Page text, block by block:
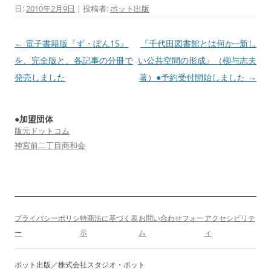
日:2010年2月9日 | 投稿者:ポット出版
投
稿
ナ
ー
シ
← 電子書籍版『ず・ぼん15』
を、完全版と、各記事の分冊で
発売しました
『千代田図書館とは何か─新し
い公共空間の形成』（柳与志夫
著）●予約受付開始しました →
●加盟団体
版元ドットコム
神宮前二丁目商和会
プライバシーポリシ
ー
特商法に基づく表
示
お問い合わせフォー
ム
アクセシビリテ
ィ
ポット出版／株式会社スタジオ・ポット